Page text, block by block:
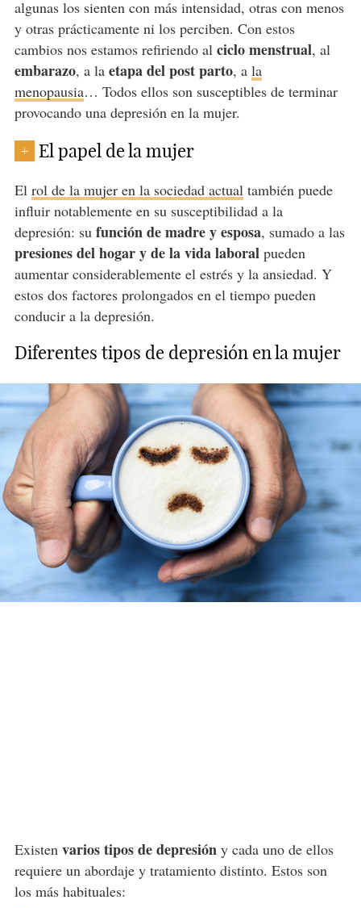
algunas los sienten con más intensidad, otras con menos
y otras prácticamente ni los perciben. Con estos
cambios nos estamos refiriendo al ciclo menstrual, al
embarazo, a la etapa del post parto, a la
menopausia… Todos ellos son susceptibles de terminar
provocando una depresión en la mujer.
+ El papel de la mujer
El rol de la mujer en la sociedad actual también puede
influir notablemente en su susceptibilidad a la
depresión: su función de madre y esposa, sumado a las
presiones del hogar y de la vida laboral pueden
aumentar considerablemente el estrés y la ansiedad. Y
estos dos factores prolongados en el tiempo pueden
conducir a la depresión.
Diferentes tipos de depresión en la mujer
Existen varios tipos de depresión y cada uno de ellos
requiere un abordaje y tratamiento distinto. Estos son
los más habituales: